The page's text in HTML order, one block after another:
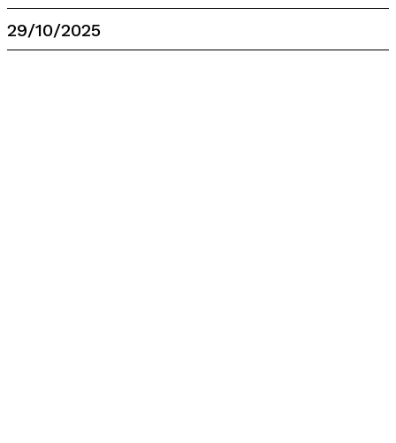
29/10/2025